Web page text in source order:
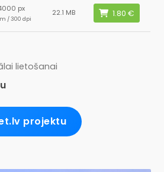
px
/ 300 dpi
22.1 MB
lietošanai
projektu